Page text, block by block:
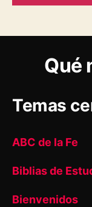
Qué
Temas
ABC de la Fe
Biblias de
Bienvenidos